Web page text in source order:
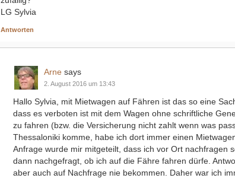
LG Sylvia
Antworten
Arne says
2. August 2016 um 13:43
Hallo Sylvia, mit Mietwagen auf Fähren ist das so eine
dass es verboten ist mit dem Wagen ohne schriftliche
zu fahren (bzw. die Versicherung nicht zahlt wenn was
Thessaloniki komme, habe ich dort immer einen
Anfrage wurde mir mitgeteilt, dass ich vor Ort nachfragen
dann nachgefragt, ob ich auf die Fähre fahren dürfe.
aber auch auf Nachfrage nie bekommen. Daher war ich